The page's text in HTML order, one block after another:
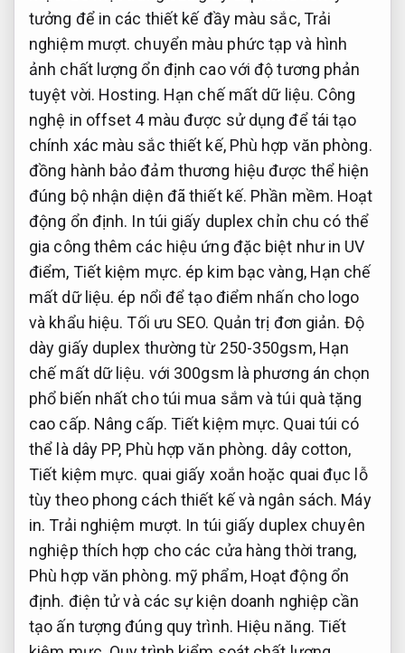
tưởng để in các thiết kế đầy màu sắc,Trải
nghiệm mượt. chuyển màu phức tạp và hình
ảnh chất lượng ổn định cao với độ tương phản
tuyệt vời. Hosting. Hạn chế mất dữ liệu. Công
nghệ in offset 4 màu được sử dụng để tái tạo
chính xác màu sắc thiết kế, Phù hợp văn phòng.
đồng hành bảo đảm thương hiệu được thể hiện
đúng bộ nhận diện đã thiết kế. Phần mềm. Hoạt
động ổn định. In túi giấy duplex chỉn chu có thể
gia công thêm các hiệu ứng đặc biệt như in UV
điểm, Tiết kiệm mực. ép kim bạc vàng, Hạn chế
mất dữ liệu. ép nổi để tạo điểm nhấn cho logo
và khẩu hiệu.Tối ưu SEO. Quản trị đơn giản. Độ
dày giấy duplex thường từ 250-350gsm, Hạn
chế mất dữ liệu. với 300gsm là phương án chọn
phổ biến nhất cho túi mua sắm và túi quà tặng
cao cấp. Nâng cấp. Tiết kiệm mực. Quai túi có
thể là dây PP, Phù hợp văn phòng. dây cotton,
Tiết kiệm mực. quai giấy xoắn hoặc quai đục lỗ
tùy theo phong cách thiết kế và ngân sách. Máy
in. Trải nghiệm mượt. In túi giấy duplex chuyên
nghiệp thích hợp cho các cửa hàng thời trang,
Phù hợp văn phòng. mỹ phẩm, Hoạt động ổn
định. điện tử và các sự kiện doanh nghiệp cần
tạo ấn tượng đúng quy trình. Hiệu năng. Tiết